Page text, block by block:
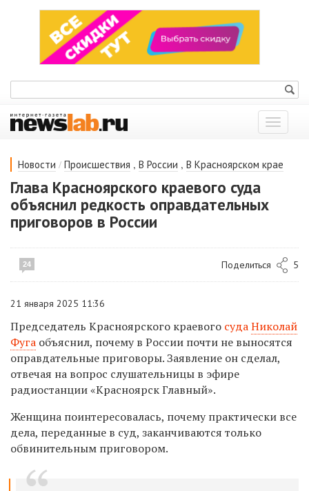
Показать
меню
Новости / Происшествия , В России , В Красноярском крае
Глава Красноярского краевого суда
объяснил редкость оправдательных
приговоров в России
24 Поделиться 5
21 января 2025 11:36
Председатель Красноярского краевого судаНиколай
Фуга объяснил, почему в России почти не выносятся
оправдательные приговоры. Заявление он сделал,
отвечая на вопрос слушательницы в эфире
радиостанции «Красноярск Главный».
Женщина поинтересовалась, почему практически все
дела, переданные в суд, заканчиваются только
обвинительным приговором.